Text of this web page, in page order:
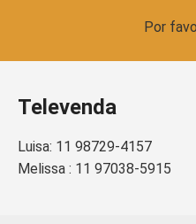
Por
Televenda
Luisa: 11 98729-4157
Melissa : 11 97038-5915